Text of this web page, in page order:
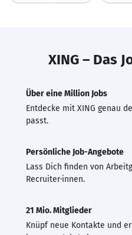
XING – Das
Über eine Million Jobs
Entdecke mit XING genau
passt.
Persönliche Job-Angebote
Lass Dich finden von
Recruiter·innen.
21 Mio. Mitglieder
Knüpf neue Kontakte und